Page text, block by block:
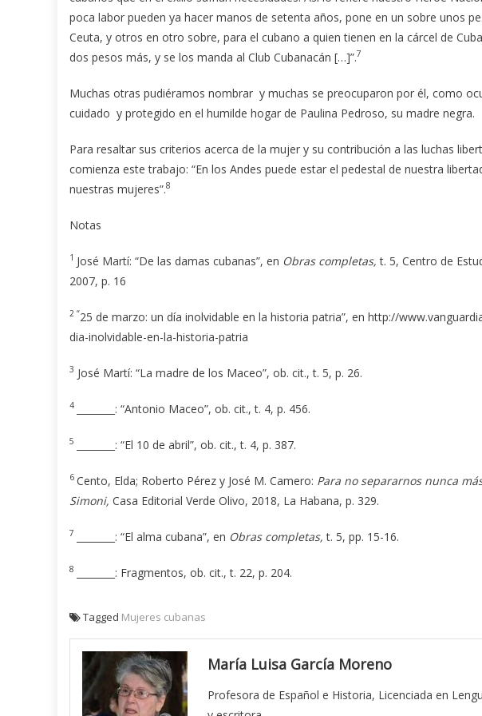
poca labor pueden ya hacer manos de setenta años, pone en un sobre unos
Ceuta, y otros en otro sobre, para el cubano a quien tienen en la cárcel de
dos pesos más, y se los manda al Club Cubanacán […]”.7
Muchas otras pudiéramos nombrar y muchas se preocuparon por él, como
cuidado y protegido en el humilde hogar de Paulina Pedroso, su madre negra.
Para resaltar sus criterios acerca de la mujer y su contribución a las luchas
comienza este trabajo: “En los Andes puede estar el pedestal de nuestra
nuestras mujeres”.8
Notas
1 José Martí: “De las damas cubanas”, en Obras completas, t. 5, Centro de
2007, p. 16
2 “25 de marzo: un día inolvidable en la historia patria”, en http://
dia-inolvidable-en-la-historia-patria
3 José Martí: “La madre de los Maceo”, ob. cit., t. 5, p. 26.
4 ________: “Antonio Maceo”, ob. cit., t. 4, p. 456.
5 ________: “El 10 de abril”, ob. cit., t. 4, p. 387.
6 Cento, Elda; Roberto Pérez y José M. Camero: Para no separarnos nunca
Simoni, Casa Editorial Verde Olivo, 2018, La Habana, p. 329.
7 ________: “El alma cubana”, en Obras completas, t. 5, pp. 15-16.
8 ________: Fragmentos, ob. cit., t. 22, p. 204.
Tagged Mujeres cubanas
María Luisa García Moreno
Profesora de Español e Historia, Licenciada en